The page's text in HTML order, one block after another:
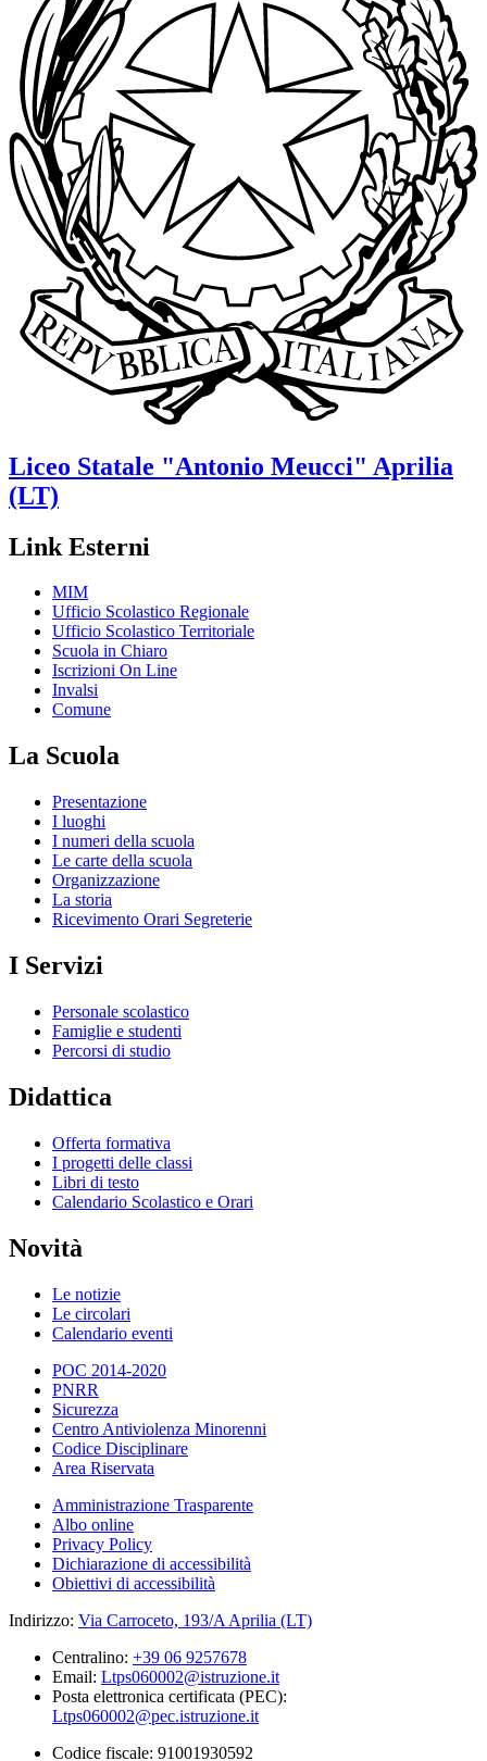
Liceo Statale "Antonio Meucci" Aprilia
(LT)
Link Esterni
MIM
Ufficio Scolastico Regionale
Ufficio Scolastico Territoriale
Scuola in Chiaro
Iscrizioni On Line
Invalsi
Comune
La Scuola
Presentazione
I luoghi
I numeri della scuola
Le carte della scuola
Organizzazione
La storia
Ricevimento Orari Segreterie
I Servizi
Personale scolastico
Famiglie e studenti
Percorsi di studio
Didattica
Offerta formativa
I progetti delle classi
Libri di testo
Calendario Scolastico e Orari
Novità
Le notizie
Le circolari
Calendario eventi
POC 2014-2020
PNRR
Sicurezza
Centro Antiviolenza Minorenni
Codice Disciplinare
Area Riservata
Amministrazione Trasparente
Albo online
Privacy Policy
Dichiarazione di accessibilità
Obiettivi di accessibilità
Indirizzo: Via Carroceto, 193/A Aprilia (LT)
Centralino: +39 06 9257678
Email: Ltps060002@istruzione.it
Posta elettronica certificata (PEC):
Ltps060002@pec.istruzione.it
Codice fiscale: 91001930592